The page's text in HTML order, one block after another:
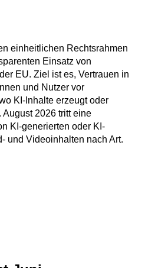
einheitlichen Rechtsrahmen
Einsatz von
EU. Ziel ist es, Vertrauen in
und Nutzer vor
KI-Inhalte erzeugt oder
August 2026 tritt eine
KI-generierten oder KI-
und Videoinhalten nach Art.